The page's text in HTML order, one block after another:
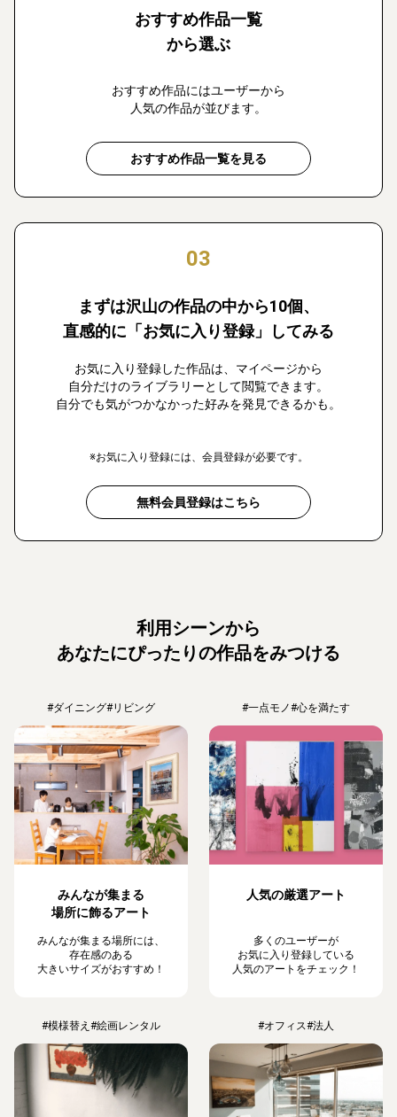
おすすめ作品一覧
から選ぶ
おすすめ作品にはユーザーから
人気の作品が並びます。
おすすめ作品一覧を見る
03
まずは沢山の作品の中から10個、
直感的に「お気に入り登録」してみる
お気に入り登録した作品は、マイページから
自分だけのライブラリーとして閲覧できます。
自分でも気がつかなかった好みを発見できるかも。
※お気に入り登録には、会員登録が必要です。
無料会員登録はこちら
利用シーンから
あなたにぴったりの作品をみつける
#ダイニング#リビング
みんなが集まる
場所に飾るアート
みんなが集まる場所には、
存在感のある
大きいサイズがおすすめ！
#一点モノ#心を満たす
人気の厳選アート
多くのユーザーが
お気に入り登録している
人気のアートをチェック！
#模様替え #絵画レンタル #オフィス#法人